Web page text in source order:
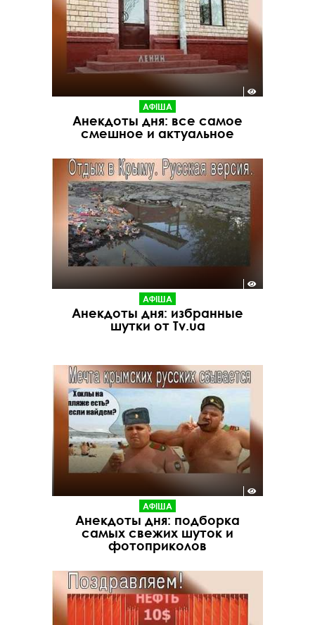
АФІША
Анекдоты дня: все самое
смешное и актуальное
АФІША
Анекдоты дня: избранные
шутки от Tv.ua
АФІША
Анекдоты дня: подборка
самых свежих шуток и
фотоприколов